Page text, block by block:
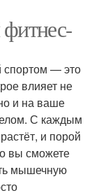
спортом — это
влияет не
и на ваше
С каждым
и порой
вы сможете
мышечную